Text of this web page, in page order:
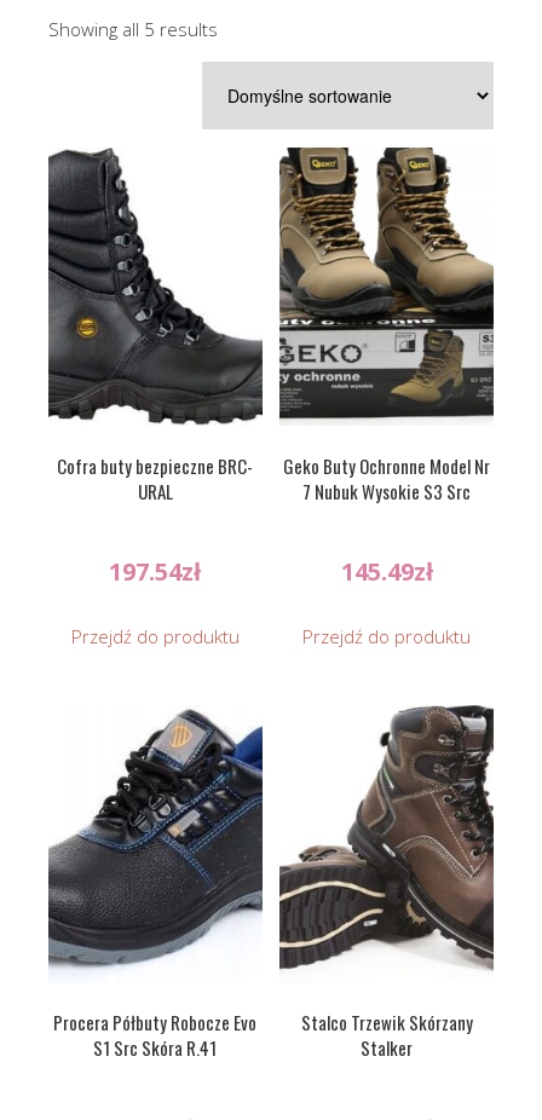
Showing all 5 results
Cofra buty bezpieczne BRC-
URAL
197.54zł
Przejdź do produktu
Geko Buty Ochronne Model Nr
7 Nubuk Wysokie S3 Src
145.49zł
Przejdź do produktu
Procera Półbuty Robocze Evo
S1 Src Skóra R.41
Stalco Trzewik Skórzany
Stalker